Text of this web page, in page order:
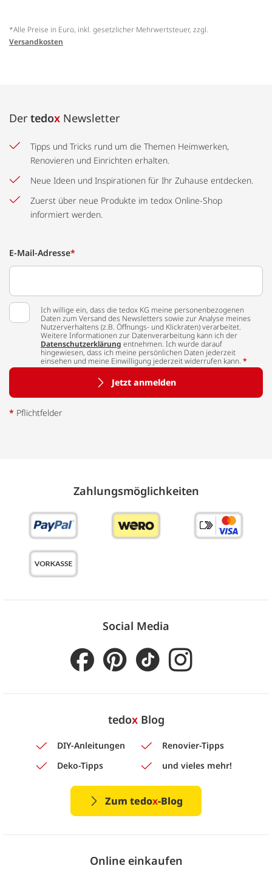
*Alle Preise in Euro, inkl. gesetzlicher Mehrwertsteuer, zzgl.
Versandkosten
Der tedox Newsletter
Tipps und Tricks rund um die Themen Heimwerken,
Renovieren und Einrichten erhalten.
Neue Ideen und Inspirationen für Ihr Zuhause entdecken.
Zuerst über neue Produkte im tedox Online-Shop
informiert werden.
E-Mail-Adresse*
Ich willige ein, dass die tedox KG meine personenbezogenen
Daten zum Versand des Newsletters sowie zur Analyse meines
Nutzerverhaltens (z.B. Öffnungs- und Klickraten) verarbeitet.
Weitere Informationen zur Datenverarbeitung kann ich der
Datenschutzerklärung entnehmen. Ich wurde darauf
hingewiesen, dass ich meine persönlichen Daten jederzeit
einsehen und meine Einwilligung jederzeit widerrufen kann. *
Jetzt anmelden
* Pflichtfelder
Zahlungs­möglich­keiten
Social Media
tedoxBlog
DIY-Anleitungen
Renovier-Tipps
Deko-Tipps
und vieles mehr!
Zum tedox-Blog
Online einkaufen